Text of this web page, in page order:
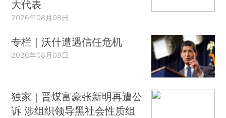
大代表
2026年08月08日
专栏｜沃什遭遇信任危机
2026年08月08日
独家｜晋煤富豪张新明再遭公
诉 涉组织领导黑社会性质组